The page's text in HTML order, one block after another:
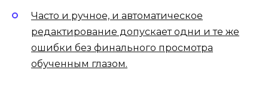
Часто и ручное, и автоматическое
редактирование допускает одни и те же
ошибки без финального просмотра
обученным глазом.